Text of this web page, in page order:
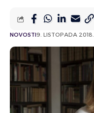
NOVOSTI9. LISTOPADA 2018.